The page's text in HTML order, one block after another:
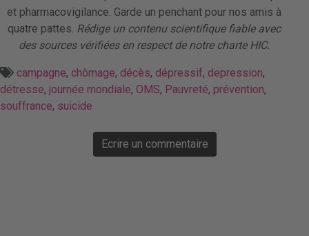
et pharmacovigilance. Garde un penchant pour nos amis à
quatre pattes. Rédige un contenu scientifique fiable avec
des sources vérifiées en respect de notre charte HIC.
campagne, chômage, décès, dépressif, depression,
détresse, journée mondiale, OMS, Pauvreté, prévention,
souffrance, suicide
Ecrire un commentaire